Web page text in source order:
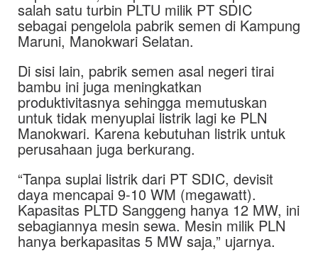
salah satu turbin PLTU milik PT SDIC
sebagai pengelola pabrik semen di Kampung
Maruni, Manokwari Selatan.
Di sisi lain, pabrik semen asal negeri tirai
bambu ini juga meningkatkan
produktivitasnya sehingga memutuskan
untuk tidak menyuplai listrik lagi ke PLN
Manokwari. Karena kebutuhan listrik untuk
perusahaan juga berkurang.
“Tanpa suplai listrik dari PT SDIC, devisit
daya mencapai 9-10 WM (megawatt).
Kapasitas PLTD Sanggeng hanya 12 MW, ini
sebagiannya mesin sewa. Mesin milik PLN
hanya berkapasitas 5 MW saja,” ujarnya.